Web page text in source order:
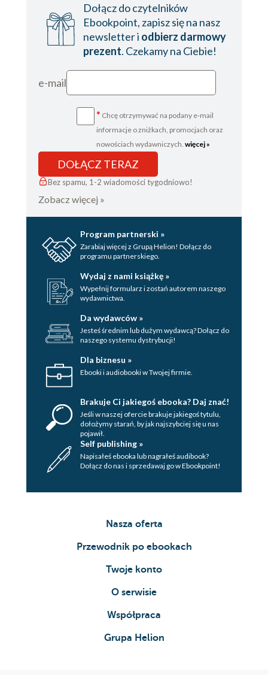
Dołącz do czytelników
Ebookpoint, zapisz się na nasz
newsletter i odbierz darmowy
prezent. Czekamy na Ciebie!
e-mail
* Chcę otrzymywać na podany e-mail
informacje o zniżkach, promocjach oraz
nowościach wydawniczych. więcej »
DOŁĄCZ TERAZ
Bez spamu, 1-2 wiadomości tygodniowo!
Zobacz więcej »
Program partnerski »
Zarabiaj więcej z Grupą Helion! Dołącz do
programu partnerskiego.
Wydaj z nami książkę »
Wypełnij formularz i zostań autorem naszego
wydawnictwa.
Da wydawców »
Jesteś średnim lub dużym wydawcą? Dołącz do
naszego systemu dystrybucji!
Dla biznesu »
Ebooki i audiobooki w Twojej firmie.
Brakuje Ci jakiegoś ebooka? Daj znać!
Jeśli w naszej ofercie brakuje jakiegoś tytulu,
dołożymy starań, by jak najszybciej się u nas
pojawił.
Self publishing »
Napisałeś ebooka lub nagrałeś audibook?
Dołącz do nas i sprzedawaj go w Ebookpoint!
Nasza oferta
Przewodnik po ebookach
Twoje konto
O serwisie
Współpraca
Grupa Helion